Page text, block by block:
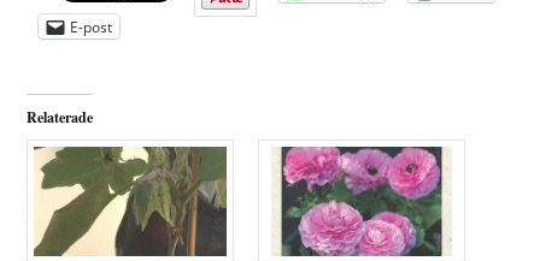
E-post
Relaterade